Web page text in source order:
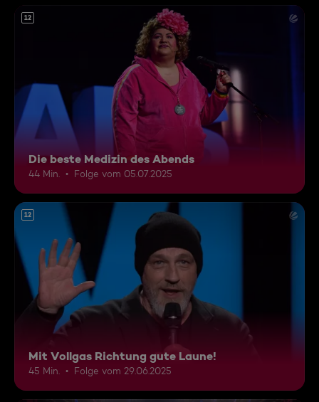
12
Die beste Medizin des Abends
44 Min. Folge vom 05.07.2025
12
Mit Vollgas Richtung gute Laune!
45 Min. Folge vom 29.06.2025